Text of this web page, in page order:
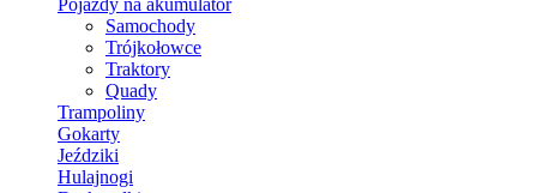
Pojazdy na akumulator
Samochody
Trójkołowce
Traktory
Quady
Trampoliny
Gokarty
Jeździki
Hulajnogi